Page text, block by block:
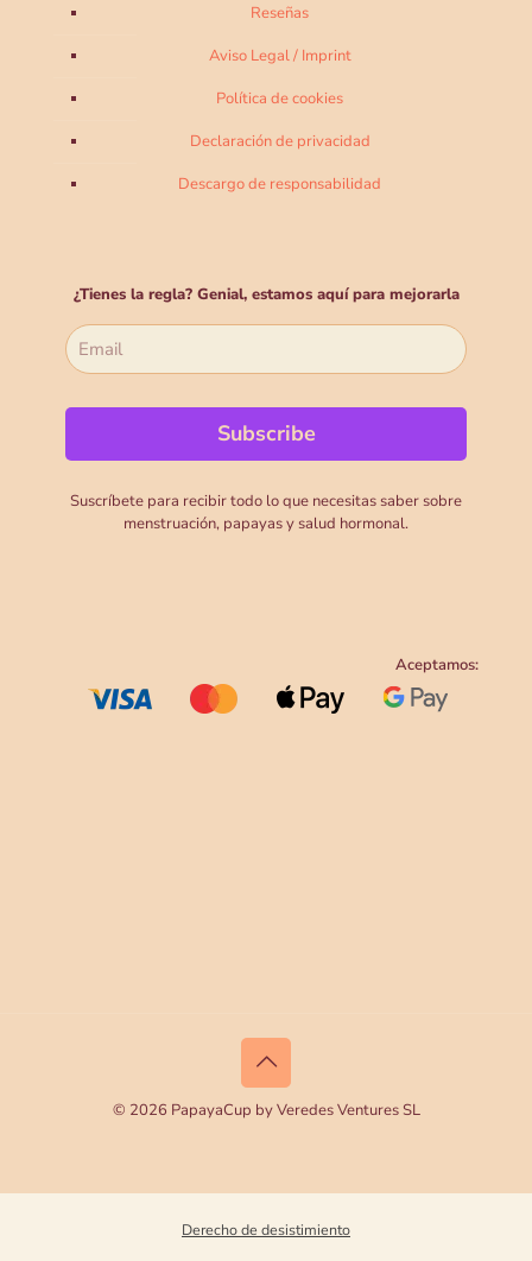
Reseñas
Aviso Legal / Imprint
Política de cookies
Declaración de privacidad
Descargo de responsabilidad
¿Tienes la regla? Genial, estamos aquí para mejorarla
Suscríbete para recibir todo lo que necesitas saber sobre
menstruación, papayas y salud hormonal.
Aceptamos:
© 2026 PapayaCup by Veredes Ventures SL
Derecho de desistimiento